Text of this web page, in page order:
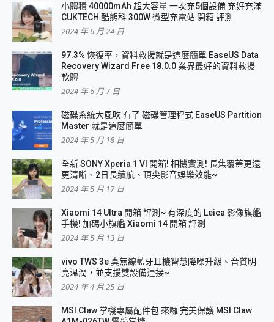
小體積 40000mAh 超大容量 一次充5個設備 充好充滿
CUKTECH 酷態科 300W 微型充電站 開箱 評測
2024 年 6 月 24 日
97.3% 恢復率，資料救援就是這麼簡單 EaseUS Data
Recovery Wizard Free 18.0.0 業界最好的資料救援
軟體
2024 年 6 月 7 日
磁碟系統大風吹 有了 磁碟管理程式 EaseUS Partition
Master 就是這麼簡單
2024 年 5 月 18 日
全新 SONY Xperia 1 VI 開箱! 相機實測! 長焦覆蓋更遠
更清晰、2日長續航、頂尖影音娛樂效能~
2024 年 5 月 17 日
Xiaomi 14 Ultra 開箱 評測~ 有深度的 Leica 影像旗艦
手機! 加碼小旗艦 Xiaomi 14 開箱 評測
2024 年 5 月 13 日
vivo TWS 3e 真無線藍牙耳機智慧降噪升級、音質明
亮溫潤，並支援雙設備連接~
2024 年 4 月 25 日
MSI Claw 掌機專屬配件包 來囉 完美保護 MSI Claw